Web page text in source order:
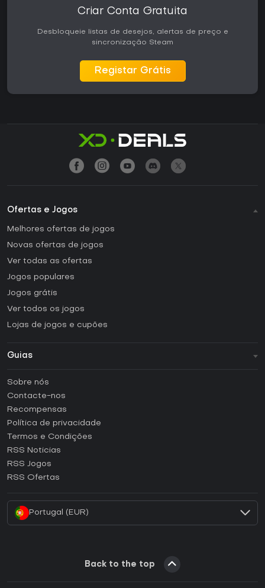
Criar Conta Gratuita
Desbloqueie listas de desejos, alertas de preço e
sincronização Steam
Registar Grátis
Ofertas e Jogos
Melhores ofertas de jogos
Novas ofertas de jogos
Ver todas as ofertas
Jogos populares
Jogos grátis
Ver todos os jogos
Lojas de jogos e cupões
Guias
Como ativar uma CD Key Steam?
Como ativar uma CD Key Epic Games?
Como ativar uma CD Key GOG?
Como ativar uma CD Key Ubisoft Connect?
Sobre nós
Contacte-nos
Recompensas
Política de privacidade
Termos e Condições
RSS Noticias
RSS Jogos
RSS Ofertas
Portugal (EUR)
Back to the top